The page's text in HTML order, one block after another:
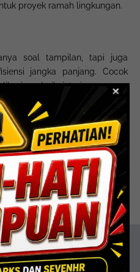
proyek ramah lingkungan.
soal tampilan, tapi juga
jangka panjang. Cocok
— baik interior maupun
berinvestasi pada kualitas,
sempurna.